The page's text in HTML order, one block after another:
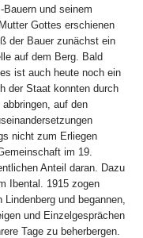
und seinem
Gottes erschienen
der Bauer zunächst ein
auf dem Berg. Bald
ist auch heute noch ein
der Staat konnten durch
auf den
nicht zum Erliegen
im 19.
Anteil daran. Dazu
Ibental. 1915 zogen
und begannen,
und Einzelgesprächen
Tage zu beherbergen.